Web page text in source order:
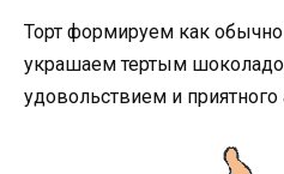
Торт формируем как
украшаем тертым
удовольствием и приятного